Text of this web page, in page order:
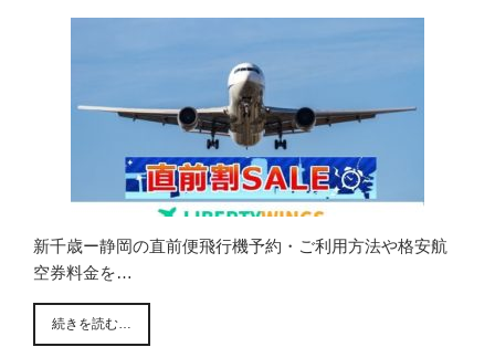
新千歳ー静岡の直前便飛行機予約・ご利用方法や格安航
空券料金を…
続きを読む…